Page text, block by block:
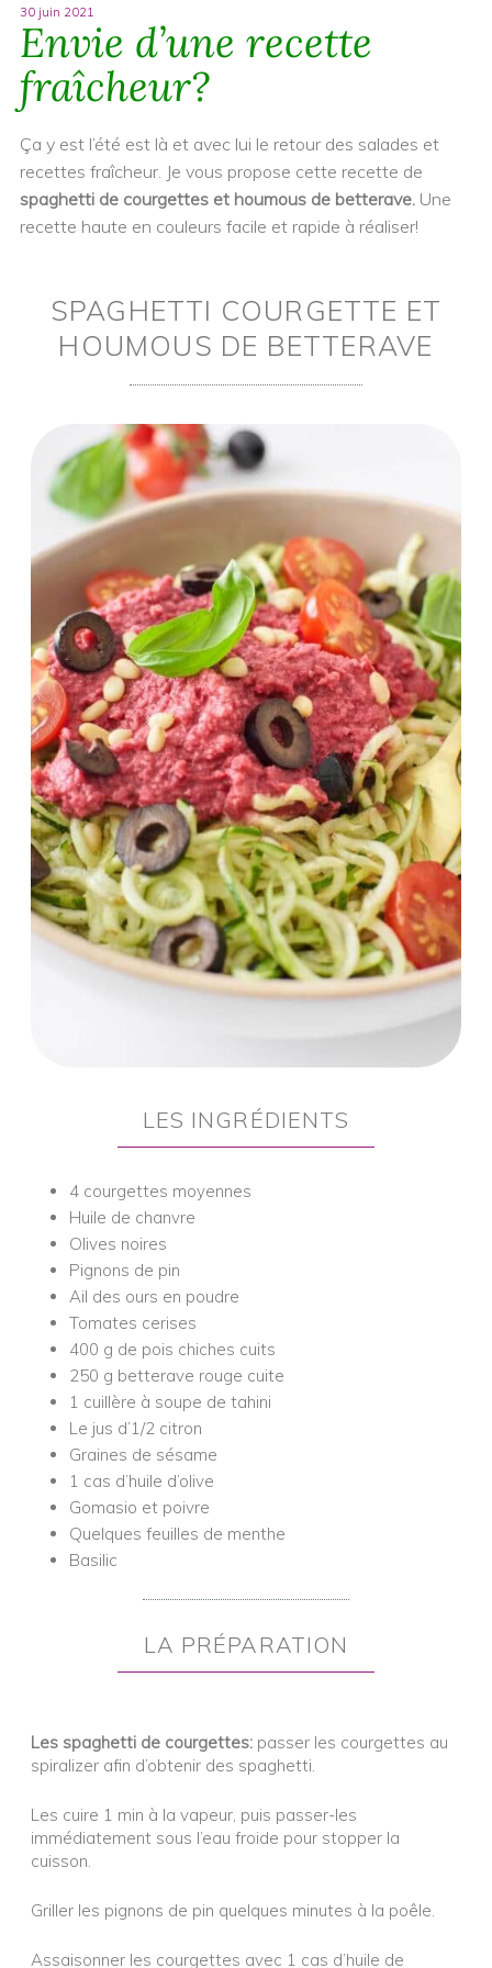
30 juin 2021
Envie d’une recette
fraîcheur?
Ça y est l’été est là et avec lui le retour des salades et
recettes fraîcheur. Je vous propose cette recette de
spaghetti de courgettes et houmous de betterave. Une
recette haute en couleurs facile et rapide à réaliser!
SPAGHETTI COURGETTE ET
HOUMOUS DE BETTERAVE
LES INGRÉDIENTS
4 courgettes moyennes
Huile de chanvre
Olives noires
Pignons de pin
Ail des ours en poudre
Tomates cerises
400 g de pois chiches cuits
250 g betterave rouge cuite
1 cuillère à soupe de tahini
Le jus d’1/2 citron
Graines de sésame
1 cas d’huile d’olive
Gomasio et poivre
Quelques feuilles de menthe
Basilic
LA PRÉPARATION
Les spaghetti de courgettes: passer les courgettes au
spiralizer afin d’obtenir des spaghetti.
Les cuire 1 min à la vapeur, puis passer-les
immédiatement sous l’eau froide pour stopper la
cuisson.
Griller les pignons de pin quelques minutes à la poêle.
Assaisonner les courgettes avec 1 cas d’huile de